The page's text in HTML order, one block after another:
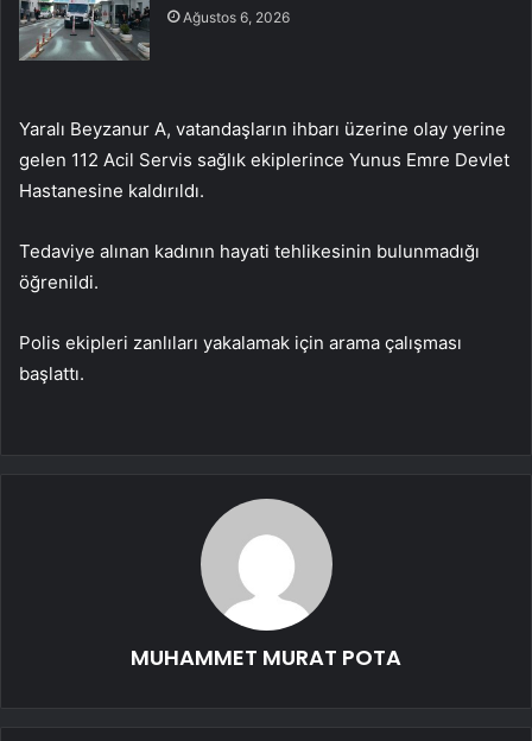
Ağustos 6, 2026
Yaralı Beyzanur A, vatandaşların ihbarı üzerine olay yerine
gelen 112 Acil Servis sağlık ekiplerince Yunus Emre Devlet
Hastanesine kaldırıldı.
Tedaviye alınan kadının hayati tehlikesinin bulunmadığı
öğrenildi.
Polis ekipleri zanlıları yakalamak için arama çalışması
başlattı.
MUHAMMET MURAT POTA